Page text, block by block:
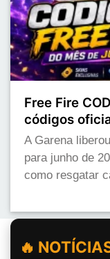
Free Fire
códigos
A Garena
para junho de
como resgatar
🔥